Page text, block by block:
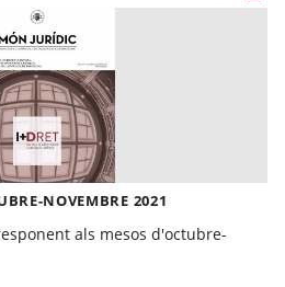
NOVEMBRE 2021
als mesos d'octubre-